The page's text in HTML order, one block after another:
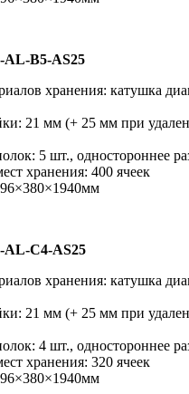
B5-AS25
хранения: катушка
21 мм (+ 25 мм при
5 шт., одностороннее
хранения: 400 ячеек
C4-AS25
хранения: катушка
21 мм (+ 25 мм при
4 шт., одностороннее
хранения: 320 ячеек